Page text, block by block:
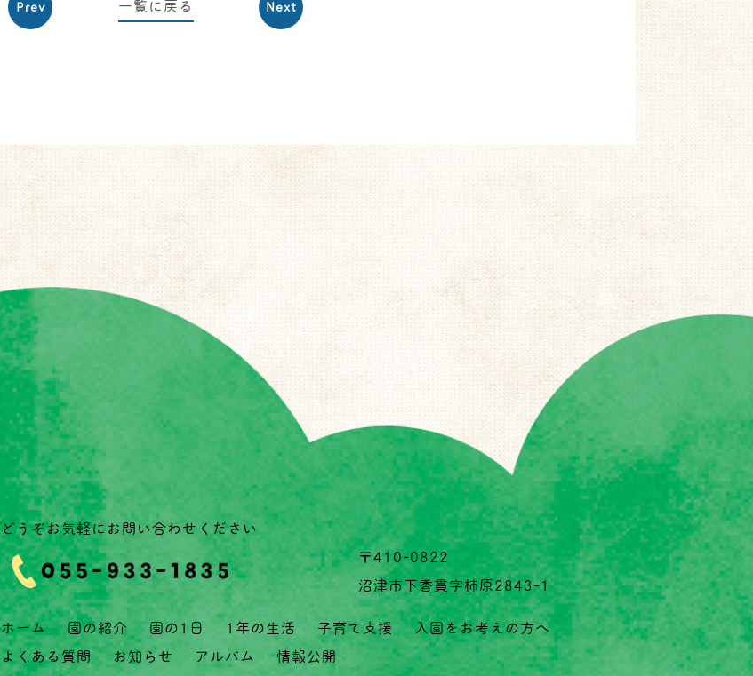
Prev 一覧に戻る Next
どうぞお気軽にお問い合わせください
〒410-0822
沼津市下香貫字柿原2843-1
ホーム 園の紹介 園の1日 1年の生活 子育て支援
入園をお考えの方へ
よくある質問
お知らせ アルバム 情報公開